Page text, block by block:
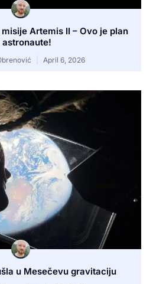
Artemis II – Ovo je plan
astronaute!
April 6, 2026
u Mesečevu gravitaciju